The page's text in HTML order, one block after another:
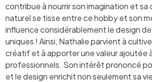
contribue à nourrir son imagination et sa
naturel se tisse entre ce hobby et son
influence considérablement le design
uniques ! Ainsi, Nathalie parvient à
créatif et à apporter une valeur ajoutée
professionnels. Son intérêt prononcé
et le design enrichit non seulement sa